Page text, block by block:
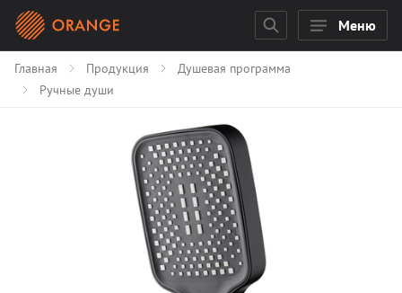
Меню
Главная Продукция
Душевая программа
Ручные души